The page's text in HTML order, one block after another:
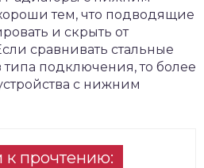
тем, что подводящие
и скрыть от
сравнивать стальные
подключения, то более
с нижним
прочтению: